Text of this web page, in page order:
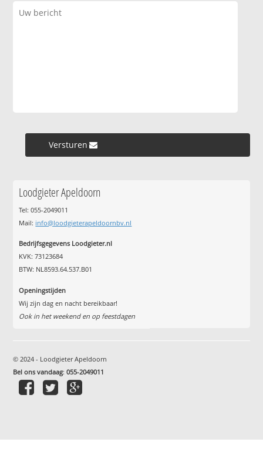
Versturen »
Loodgieter Apeldoorn
Tel: 055-2049011
Mail: info@loodgieterapeldoornbv.nl
Bedrijfsgegevens Loodgieter.nl
KVK: 73123684
BTW: NL8593.64.537.B01
Openingstijden
Wij zijn dag en nacht bereikbaar!
Ook in het weekend en op feestdagen
© 2024 - Loodgieter Apeldoorn
Bel ons vandaag:055-2049011